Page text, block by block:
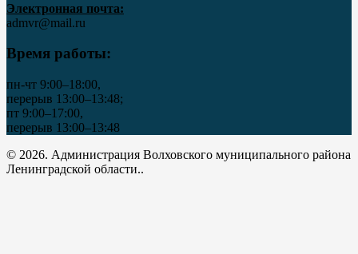
Электронная почта:
admvr@mail.ru
Время работы:
пн-чт 9:00–18:00,
перерыв 13:00–13:48;
пт 9:00–17:00,
перерыв 13:00–13:48
© 2026. Администрация Волховского муниципального района
Ленинградской области..